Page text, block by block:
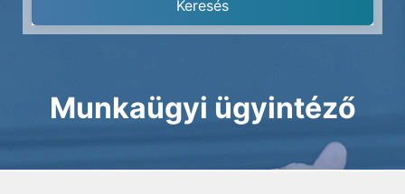
Munkaügyi ügyintéző